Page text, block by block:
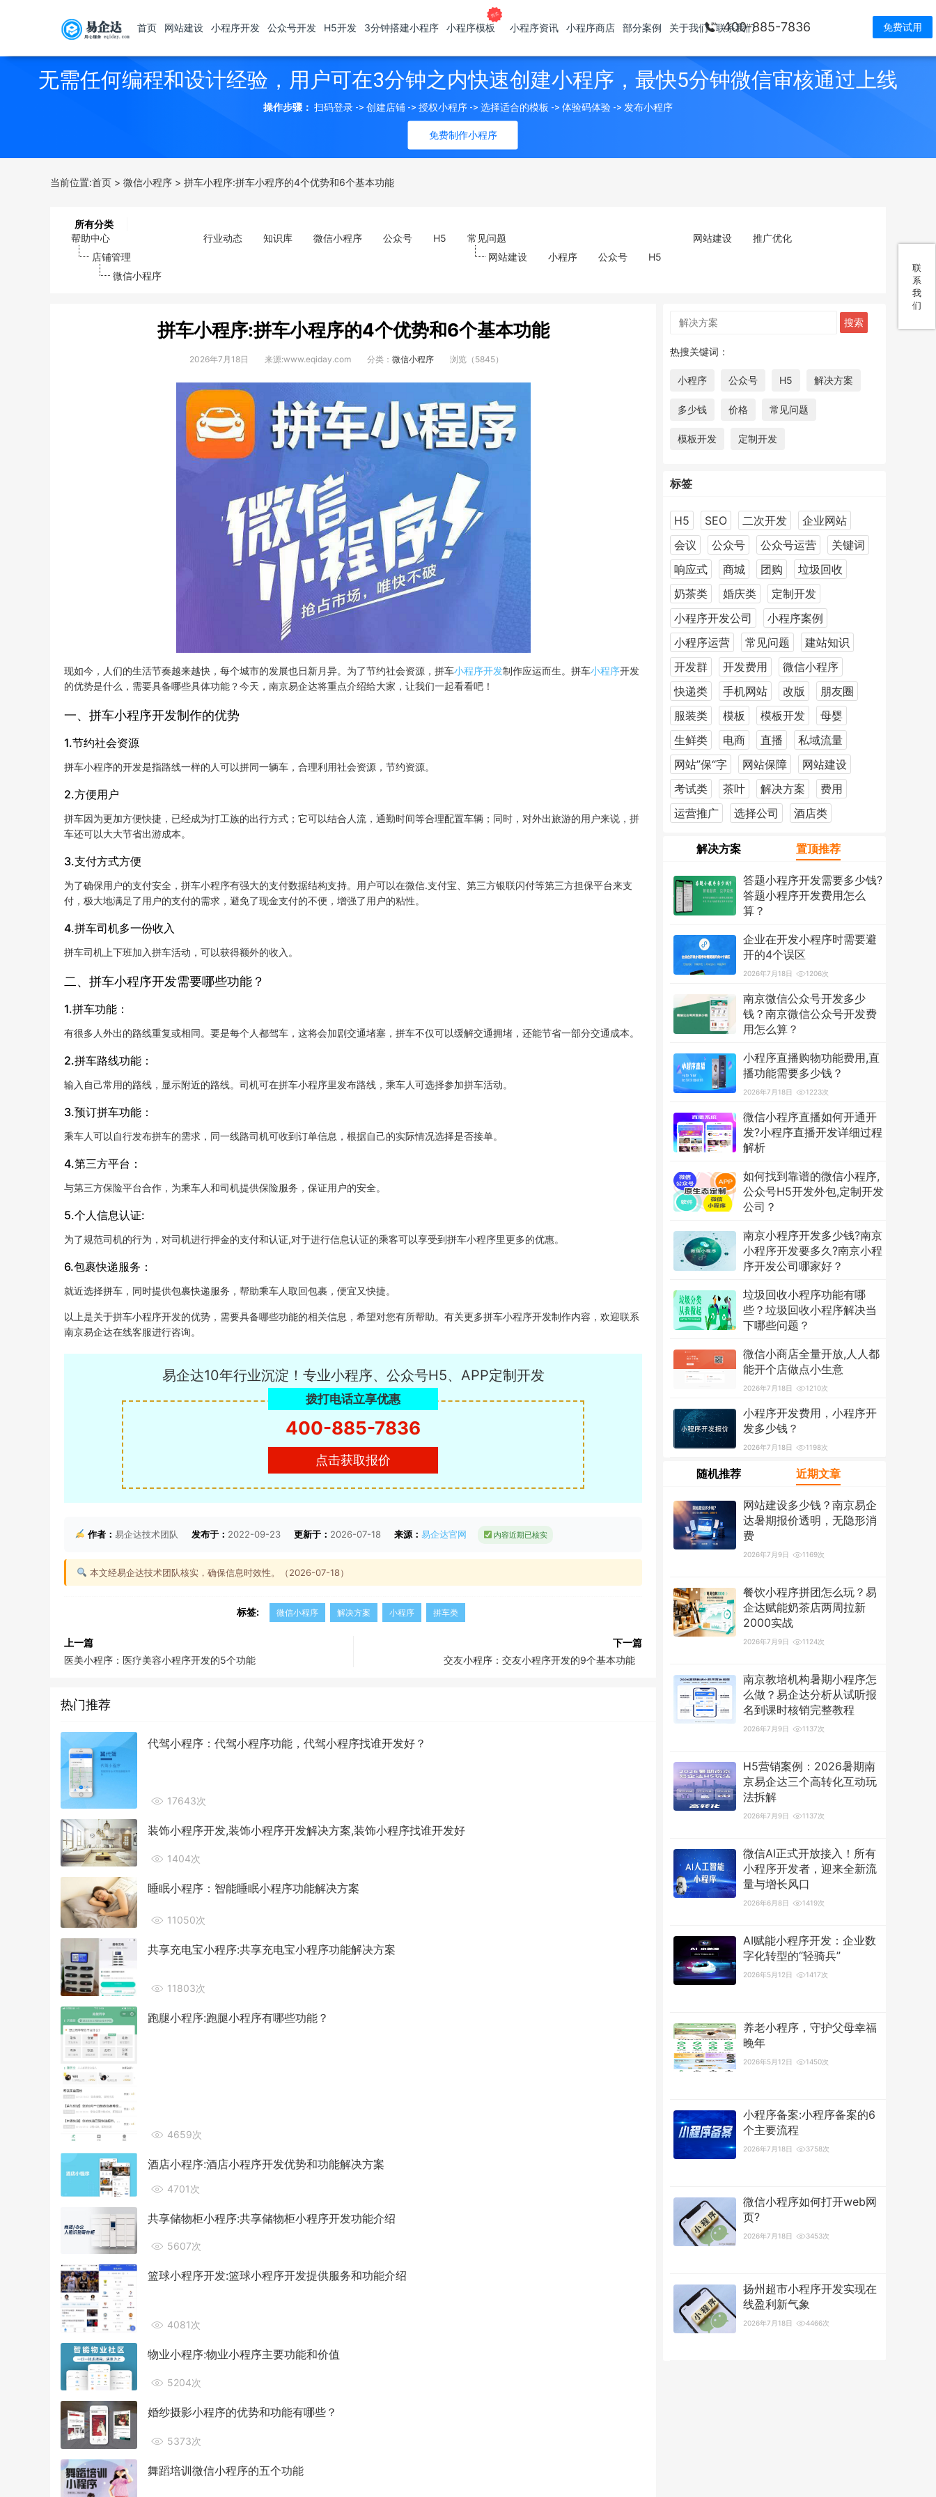
400-885-7836 免费试用
首页 网站建设 小程序开发 公众号开发 H5开发 3分钟搭建小程序 小程序模板 小程序资讯 小程序商店 部分案例 关于我们 联系我们
联
系
我
们
无需任何编程和设计经验，用户可在3分钟之内快速创建小程序，最快5分钟微信审核通过上线
免费制作小程序
操作步骤： 扫码登录 -> 创建店铺 -> 授权小程序 -> 选择适合的模板 -> 体验码体验 -> 发布小程序
当前位置:首页 > 微信小程序 > 拼车小程序:拼车小程序的4个优势和6个基本功能
所有分类
帮助中心
店铺管理
微信小程序
行业动态 知识库 微信小程序 公众号 H5
常见问题
网站建设
小程序 公众号 H5
网站建设 推广优化
拼车小程序:拼车小程序的4个优势和6个基本功能
2026年7月18日 来源:www.eqiday.com 分类： 微信小程序 浏览（5845）
现如今，人们的生活节奏越来越快，每个城市的发展也日新月异。为了节约社会资源，拼车小程序开发制作应运而生。拼车小程序开发
的优势是什么，需要具备哪些具体功能？今天，南京易企达将重点介绍给大家，让我们一起看看吧！
一、拼车小程序开发制作的优势
1.节约社会资源
拼车小程序的开发是指路线一样的人可以拼同一辆车，合理利用社会资源，节约资源。
2.方便用户
拼车因为更加方便快捷，已经成为打工族的出行方式；它可以结合人流，通勤时间等合理配置车辆；同时，对外出旅游的用户来说，拼
车还可以大大节省出游成本。
3.支付方式方便
为了确保用户的支付安全，拼车小程序有强大的支付数据结构支持。用户可以在微信.支付宝、第三方银联闪付等第三方担保平台来支
付，极大地满足了用户的支付的需求，避免了现金支付的不便，增强了用户的粘性。
4.拼车司机多一份收入
拼车司机上下班加入拼车活动，可以获得额外的收入。
二、拼车小程序开发需要哪些功能？
1.拼车功能：
有很多人外出的路线重复或相同。要是每个人都驾车，这将会加剧交通堵塞，拼车不仅可以缓解交通拥堵，还能节省一部分交通成本。
2.拼车路线功能：
输入自己常用的路线，显示附近的路线。司机可在拼车小程序里发布路线，乘车人可选择参加拼车活动。
3.预订拼车功能：
乘车人可以自行发布拼车的需求，同一线路司机可收到订单信息，根据自己的实际情况选择是否接单。
4.第三方平台：
与第三方保险平台合作，为乘车人和司机提供保险服务，保证用户的安全。
5.个人信息认证:
为了规范司机的行为，对司机进行押金的支付和认证,对于进行信息认证的乘客可以享受到拼车小程序里更多的优惠。
6.包裹快递服务：
就近选择拼车，同时提供包裹快递服务，帮助乘车人取回包裹，便宜又快捷。
以上是关于拼车小程序开发的优势，需要具备哪些功能的相关信息，希望对您有所帮助。有关更多拼车小程序开发制作内容，欢迎联系
南京易企达在线客服进行咨询。
易企达10年行业沉淀！专业小程序、公众号H5、APP定制开发
拨打电话立享优惠
400-885-7836
点击获取报价
作者： 易企达技术团队 发布于： 2022-09-23 更新于： 2026-07-18 来源： 易企达官网 内容近期已核实
本文经易企达技术团队核实，确保信息时效性。（2026-07-18）
标签: 微信小程序 解决方案 小程序 拼车类
上一篇
医美小程序：医疗美容小程序开发的5个功能
下一篇
交友小程序：交友小程序开发的9个基本功能
热门推荐
代驾小程序：代驾小程序功能，代驾小程序找谁开发好？
17643次
装饰小程序开发,装饰小程序开发解决方案,装饰小程序找谁开发好
1404次
睡眠小程序：智能睡眠小程序功能解决方案
11050次
共享充电宝小程序:共享充电宝小程序功能解决方案
11803次
跑腿小程序:跑腿小程序有哪些功能？
4659次
酒店小程序:酒店小程序开发优势和功能解决方案
4701次
共享储物柜小程序:共享储物柜小程序开发功能介绍
5607次
篮球小程序开发:篮球小程序开发提供服务和功能介绍
4081次
物业小程序:物业小程序主要功能和价值
5204次
婚纱摄影小程序的优势和功能有哪些？
5373次
舞蹈培训微信小程序的五个功能
热搜关键词：
小程序 公众号 H5 解决方案
多少钱 价格 常见问题
模板开发 定制开发
标签
H5 SEO 二次开发
企业网站
会议
公众号 公众号运营
关键词
响应式
商城 团购
垃圾回收
奶茶类
婚庆类
定制开发
小程序开发公司
小程序案例
小程序运营
常见问题
建站知识
开发群
开发费用
微信小程序
快递类
手机网站 改版
朋友圈
服装类
模板 模板开发
母婴
生鲜类
电商 直播
私域流量
网站”保“字
网站保障
网站建设
考试类
茶叶 解决方案
费用
运营推广
选择公司 酒店类
解决方案 置顶推荐
答题小程序开发需要多少钱?
答题小程序开发费用怎么
算？
企业在开发小程序时需要避
开的4个误区
2026年7月18日 1206次
南京微信公众号开发多少
钱？南京微信公众号开发费
用怎么算？
小程序直播购物功能费用,直
播功能需要多少钱？
2026年7月18日 1223次
微信小程序直播如何开通开
发?小程序直播开发详细过程
解析
如何找到靠谱的微信小程序,
公众号H5开发外包,定制开发
公司？
南京小程序开发多少钱?南京
小程序开发要多久?南京小程
序开发公司哪家好？
垃圾回收小程序功能有哪
些？垃圾回收小程序解决当
下哪些问题？
微信小商店全量开放,人人都
能开个店做点小生意
2026年7月18日 1210次
小程序开发费用，小程序开
发多少钱？
2026年7月18日 1198次
随机推荐 近期文章
网站建设多少钱？南京易企
达暑期报价透明，无隐形消
费
2026年7月9日 1169次
餐饮小程序拼团怎么玩？易
企达赋能奶茶店两周拉新
2000实战
2026年7月9日 1124次
南京教培机构暑期小程序怎
么做？易企达分析从试听报
名到课时核销完整教程
2026年7月9日 1137次
H5营销案例：2026暑期南
京易企达三个高转化互动玩
法拆解
2026年7月9日 1137次
微信AI正式开放接入！所有
小程序开发者，迎来全新流
量与增长风口
2026年6月8日 1419次
AI赋能小程序开发：企业数
字化转型的“轻骑兵”
2026年5月12日 1417次
养老小程序，守护父母幸福
晚年
2026年5月12日 1450次
小程序备案:小程序备案的6
个主要流程
2026年7月18日 3758次
微信小程序如何打开web网
页?
2026年7月18日 3453次
扬州超市小程序开发实现在
线盈利新气象
2026年7月18日 4466次